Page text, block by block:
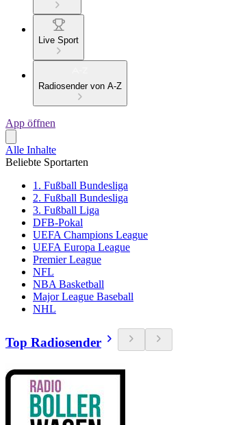
Live Sport
Radiosender von A-Z
App öffnen
Alle Inhalte
Beliebte Sportarten
1. Fußball Bundesliga
2. Fußball Bundesliga
3. Fußball Liga
DFB-Pokal
UEFA Champions League
UEFA Europa League
Premier League
NFL
NBA Basketball
Major League Baseball
NHL
Top Radiosender